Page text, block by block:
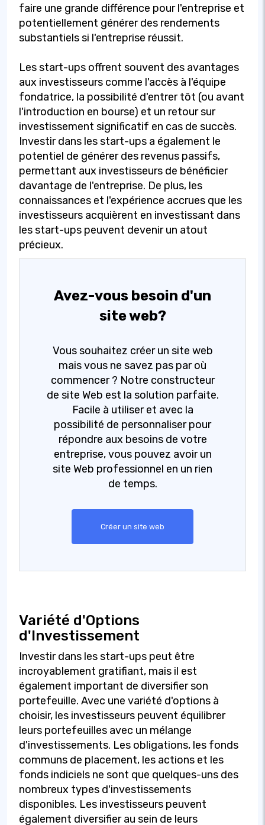
faire une grande différence pour l'entreprise et
potentiellement générer des rendements
substantiels si l'entreprise réussit.
Les start-ups offrent souvent des avantages
aux investisseurs comme l'accès à l'équipe
fondatrice, la possibilité d'entrer tôt (ou avant
l'introduction en bourse) et un retour sur
investissement significatif en cas de succès.
Investir dans les start-ups a également le
potentiel de générer des revenus passifs,
permettant aux investisseurs de bénéficier
davantage de l'entreprise. De plus, les
connaissances et l'expérience accrues que les
investisseurs acquièrent en investissant dans
les start-ups peuvent devenir un atout
précieux.
Avez-vous besoin d'un
site web?
Vous souhaitez créer un site web
mais vous ne savez pas par où
commencer ? Notre constructeur
de site Web est la solution parfaite.
Facile à utiliser et avec la
possibilité de personnaliser pour
répondre aux besoins de votre
entreprise, vous pouvez avoir un
site Web professionnel en un rien
de temps.
Créer un site web
Variété d'Options
d'Investissement
Investir dans les start-ups peut être
incroyablement gratifiant, mais il est
également important de diversifier son
portefeuille. Avec une variété d'options à
choisir, les investisseurs peuvent équilibrer
leurs portefeuilles avec un mélange
d'investissements. Les obligations, les fonds
communs de placement, les actions et les
fonds indiciels ne sont que quelques-uns des
nombreux types d'investissements
disponibles. Les investisseurs peuvent
également diversifier au sein de leurs